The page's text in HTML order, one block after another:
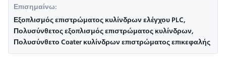
Επισημαίνω:
Εξοπλισμός επιστρώματος κυλίνδρων ελέγχου PLC,
Πολυσύνθετος εξοπλισμός επιστρώματος κυλίνδρων,
Πολυσύνθετο Coater κυλίνδρων επιστρώματος επικεφαλής